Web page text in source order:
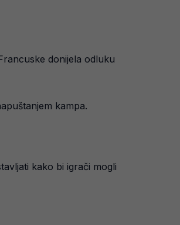
donijela odluku
kampa.
kako bi igrači mogli